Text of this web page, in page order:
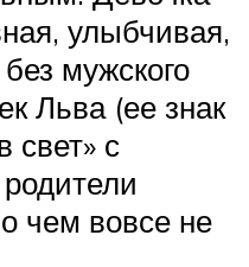
улыбчивая,
мужского
Льва (ее знак
свет» с
чем вовсе не